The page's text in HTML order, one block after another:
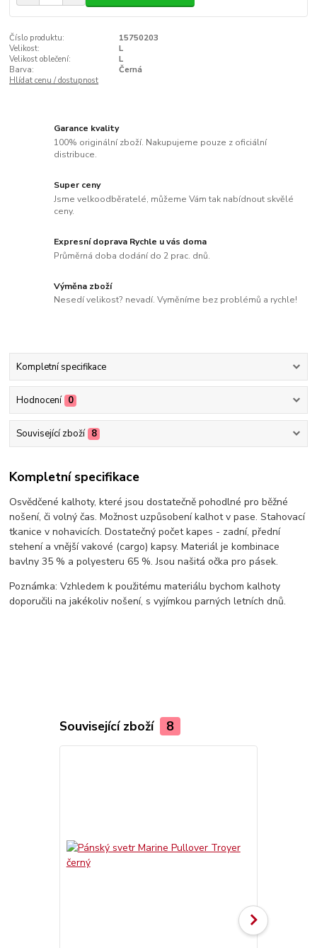
Číslo produktu:
15750203
Velikost:
L
Velikost oblečení:
L
Barva:
Černá
Hlídat cenu / dostupnost
Garance kvality
100% originální zboží. Nakupujeme pouze z oficiální
distribuce.
Super ceny
Jsme velkoodběratelé, můžeme Vám tak nabídnout skvělé
ceny.
Expresní doprava Rychle u vás doma
Průměrná doba dodání do 2 prac. dnů.
Výměna zboží
Nesedí velikost? nevadí. Vyměníme bez problémů a rychle!
Kompletní specifikace
Hodnocení 0
Související zboží 8
Kompletní specifikace
Osvědčené kalhoty, které jsou dostatečně pohodlné pro běžné
nošení, či volný čas. Možnost uzpůsobení kalhot v pase. Stahovací
tkanice v nohavicích. Dostatečný počet kapes - zadní, přední
stehení a vnější vakové (cargo) kapsy. Materiál je kombinace
bavlny 35 % a polyesteru 65 %. Jsou našitá očka pro pásek.
Poznámka: Vzhledem k použitému materiálu bychom kalhoty
doporučili na jakékoliv nošení, s vyjímkou parných letních dnů.
Související zboží 8